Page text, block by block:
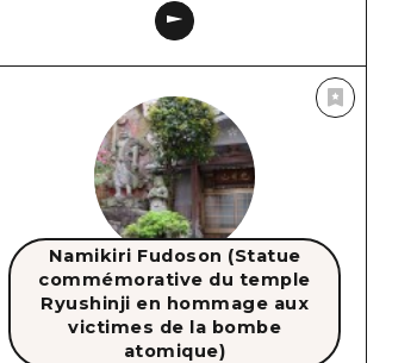
Namikiri Fudoson (Statue
commémorative du temple
Ryushinji en hommage aux
victimes de la bombe
atomique)